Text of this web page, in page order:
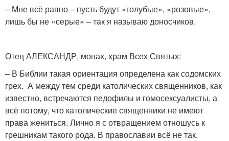
– Мне всё равно – пусть будут «голубые», «розовые»,
лишь бы не «серые» – так я называю доносчиков.
Отец АЛЕКСАНДР, монах, храм Всех Святых:
– В Библии такая ориентация определена как содомских
грех. А между тем среди католических священников, как
известно, встречаются педофилы и гомосексуалисты, а
всё потому, что католические священники не имеют
права жениться. Лично я с отвращением отношусь к
грешникам такого рода. В православии всё не так.